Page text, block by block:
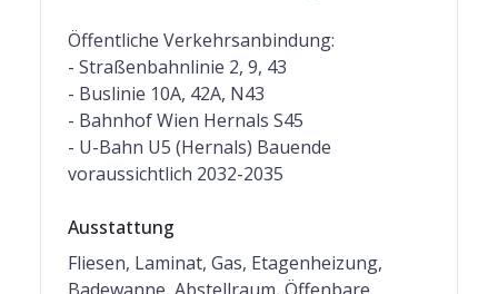
Öffentliche Verkehrsanbindung:
- Straßenbahnlinie 2, 9, 43
- Buslinie 10A, 42A, N43
- Bahnhof Wien Hernals S45
- U-Bahn U5 (Hernals) Bauende
voraussichtlich 2032-2035
Ausstattung
Fliesen, Laminat, Gas, Etagenheizung,